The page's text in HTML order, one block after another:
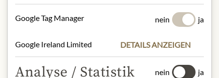
Meinls Vollmilch Schokolade – 75g
Julius Meinl am Graben Instantkaffee
Meinls Earl Grey Tee – 100g
Schale aus Wasserhyazinthe
Google Tag Manager nein ja
Google Ireland Limited DETAILS ANZEIGEN
Analyse / Statistik nein ja